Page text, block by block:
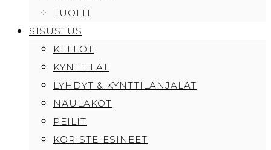
TUOLIT
SISUSTUS
KELLOT
KYNTTILÄT
LYHDYT & KYNTTILÄNJALAT
NAULAKOT
PEILIT
KORISTE-ESINEET